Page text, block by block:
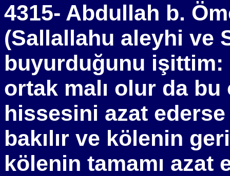
4315- Abdullah b.
(Sallallahu aleyhi ve
buyurduğunu
ortak malı olur da
hissesini azat
bakılır ve kölenin
kölenin tamamı azat